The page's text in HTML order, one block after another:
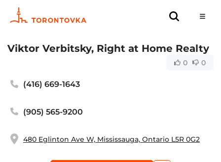
Viktor Verbitsky, Right at Home Realty
0 0
(416) 669-1643
(905) 565-9200
480 Eglinton Ave W, Mississauga, Ontario L5R 0G2